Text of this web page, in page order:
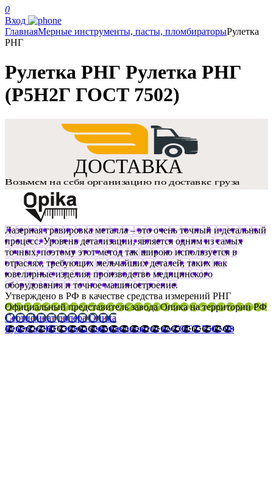
0
Вход
ГлавнаяМерные инструменты, пасты, пломбираторыРулетка
РНГ
Рулетка РНГ Рулетка РНГ
(Р5Н2Г ГОСТ 7502)
Лазерная гравировка металла – это очень точный и детальный
процесс. Уровень детализации, является одним из самых
точных, поэтому этот метод так широко используется в
отраслях, требующих мельчайших деталей, таких как
ювелирные изделия, производство медицинского
оборудования и точное машиностроение.
Утверждено в РФ в качестве средства измерений РНГ
Официальный представитель завода Опика на территории РФ
Сертификат дилера Опика
Рулетка РНГ Опика изготавливается по ГОСТ 7502-98